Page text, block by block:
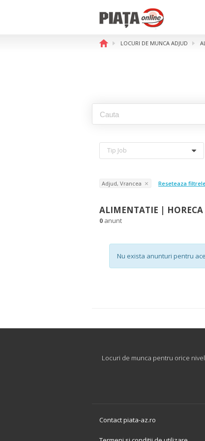
LOCURI DE MUNCA ADJUD
Tip Job
Adjud, Vrancea Reseteaza
ALIMENTATIE | HORECA
0 anunt
Nu exista anunturi pentru
Locuri de munca pentru orice
Contact piata-az.ro